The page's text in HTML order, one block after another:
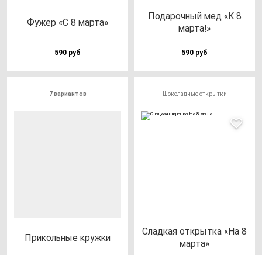
Фужер «С 8 мар­та»
590 руб
Пода­роч­ный мед «К 8
мар­та!»
590 руб
7 вариантов
При­коль­ные круж­ки
Шоколадные открытки
Слад­кая от­крыт­ка «На 8
мар­та»